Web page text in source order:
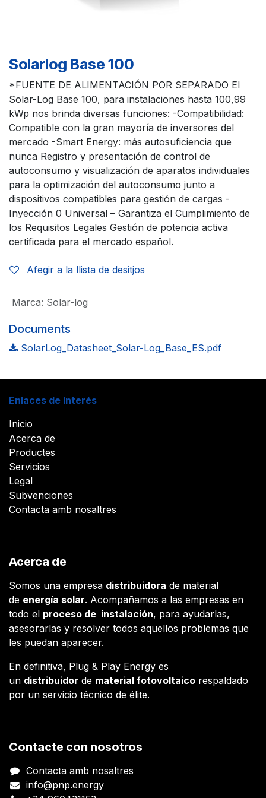
Solarlog Base 100
*FUENTE DE ALIMENTACIÓN POR SEPARADO El
Solar-Log Base 100, para instalaciones hasta 100,99
kWp nos brinda diversas funciones: -Compatibilidad:
Compatible con la gran mayoría de inversores del
mercado -Smart Energy: más autosuficiencia que
nunca Registro y presentación de control de
autoconsumo y visualización de aparatos individuales
para la optimización del autoconsumo junto a
dispositivos compatibles para gestión de cargas -
Inyección 0 Universal – ​​Garantiza el Cumplimiento de
los Requisitos Legales Gestión de potencia activa
certificada para el mercado español.
Afegir a la llista de desitjos
Marca: Solar-log
Documents
SolarLog_Datasheet_Solar-Log_Base_ES.pdf
Enlaces de Interés
Inicio
Acerca de
Productes
Servicios
Legal
Subvenciones
Contacta amb nosaltres
Acerca de
Somos una empresa distribuidora de material
de energía solar. Acompañamos a las empresas en
todo el proceso de instalación, para ayudarlas,
asesorarlas y resolver todos aquellos problemas que
les puedan aparecer.
En definitiva, Plug & Play Energy es
un distribuidor de material fotovoltaico respaldado
por un servicio técnico de élite.
Contacte con nosotros
Contacta amb nosaltres
info@pnp.energy